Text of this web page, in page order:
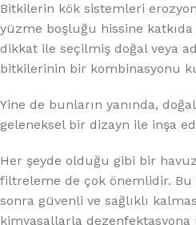
Bitkilerin kök sistemleri
yüzme boşluğu hissine
dikkat ile seçilmiş doğal veya
bitkilerinin bir kombinasyonu
Yine de bunların yanında,
geleneksel bir dizayn ile inşa
Her şeyde olduğu gibi bir
filtreleme de çok önemlidir.
sonra güvenli ve sağlıklı
kimyasallarla dezenfektasyona